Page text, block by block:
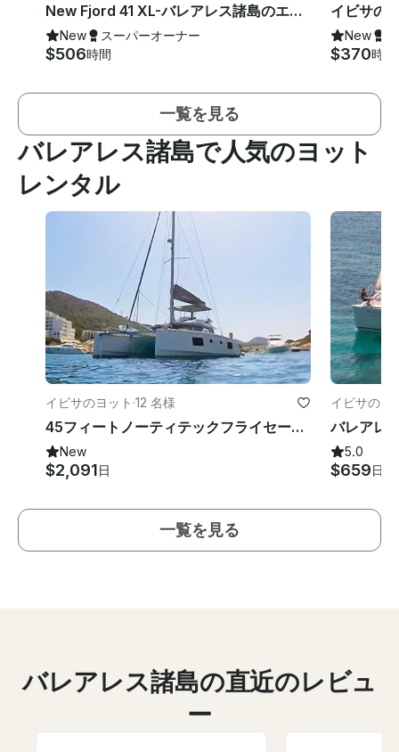
New Fjord 41 XL-バレアレス諸島のエイビッサでの豪華デイヨットのレンタル
New スーパーオーナー
$506時間
New
$370時間
一覧を見る
バレアレス諸島で人気のヨット
レンタル
イビサのヨット ·12 名様
45フィートノーティテックフライセーリングカタマランイビサ-フォルメンテーラ
New
$2,091日
イビサのツ
5.0
$659日
一覧を見る
バレアレス諸島の直近のレビュ
ー